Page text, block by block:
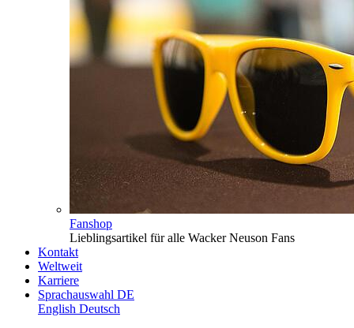
Fanshop
Lieblingsartikel für alle Wacker Neuson Fans
Kontakt
Weltweit
Karriere
Sprachauswahl DE
English Deutsch